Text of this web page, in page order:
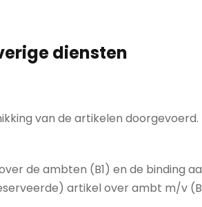
diensten
van de artikelen
de ambten (B1) en de binding
artikel over ambt m/v